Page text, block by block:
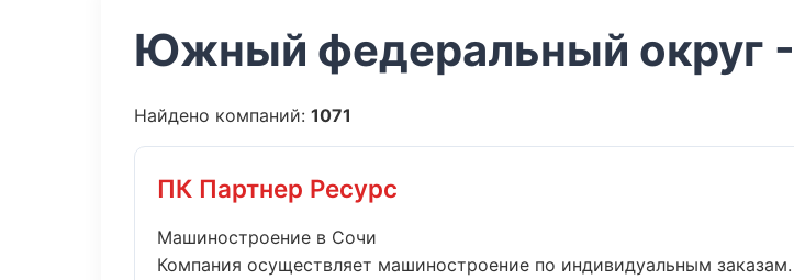
Южный федеральный округ -
Найдено компаний: 1071
ПК Партнер Ресурс
Машиностроение в Сочи
Компания осуществляет машиностроение по индивидуальным